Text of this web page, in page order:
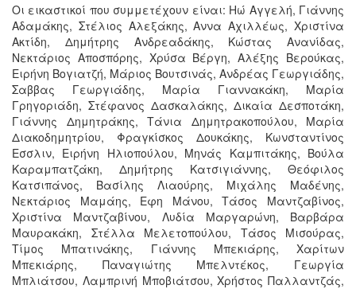
Οι εικαστικοί που συμμετέχουν είναι: Ηώ Αγγελή, Γιάννης
Αδαμάκης, Στέλιος Αλεξάκης, Αννα Αχιλλέως, Χριστίνα
Ακτίδη, Δημήτρης Ανδρεαδάκης, Κώστας Ανανίδας,
Νεκτάριος Αποσπόρης, Χρύσα Βέργη, Αλέξης Βερούκας,
Ειρήνη Βογιατζή, Μάριος Βουτσινάς, Ανδρέας Γεωργιάδης,
Σαββας Γεωργιάδης, Μαρία Γιαννακάκη, Μαρία
Γρηγοριάδη, Στέφανος Δασκαλάκης, Δικαία Δεσποτάκη,
Γιάννης Δημητράκης, Τάνια Δημητρακοπούλου, Μαρία
Διακοδημητρίου, Φραγκίσκος Δουκάκης, Κωνσταντίνος
Εσσλιν, Ειρήνη Ηλιοπούλου, Μηνάς Καμπιτάκης, Βούλα
Καραμπατζάκη, Δημήτρης Κατσιγιάννης, Θεόφιλος
Κατσιπάνος, Βασίλης Λιαούρης, Μιχάλης Μαδένης,
Νεκτάριος Μαμάης, Εφη Μάνου, Τάσος Μαντζαβίνος,
Χριστίνα Μαντζαβίνου, Λυδία Μαργαρώνη, Βαρβάρα
Μαυρακάκη, Στέλλα Μελετοπούλου, Τάσος Μισούρας,
Τίμος Μπατινάκης, Γιάννης Μπεκιάρης, Χαρίτων
Μπεκιάρης, Παναγιώτης Μπελντέκος, Γεωργία
Μπλιάτσου, Λαμπρινή Μποβιάτσου, Χρήστος Παλλαντζάς,